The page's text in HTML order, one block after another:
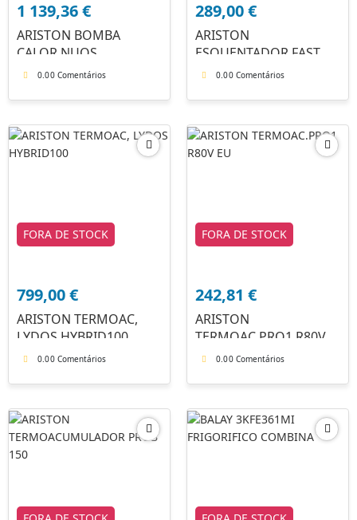
1 139,36€
ARISTON BOMBA
CALOR NUOS
EVOA+110WH
0.00 Comentários
289,00€
ARISTON
ESQUENTADOR FAST R
X11LPG
0.00 Comentários
FORA DE STOCK
799,00€
ARISTON TERMOAC,
LYDOS HYBRID100
0.00 Comentários
FORA DE STOCK
242,81 €
ARISTON
TERMOAC.PRO1 R80V
EU
0.00 Comentários